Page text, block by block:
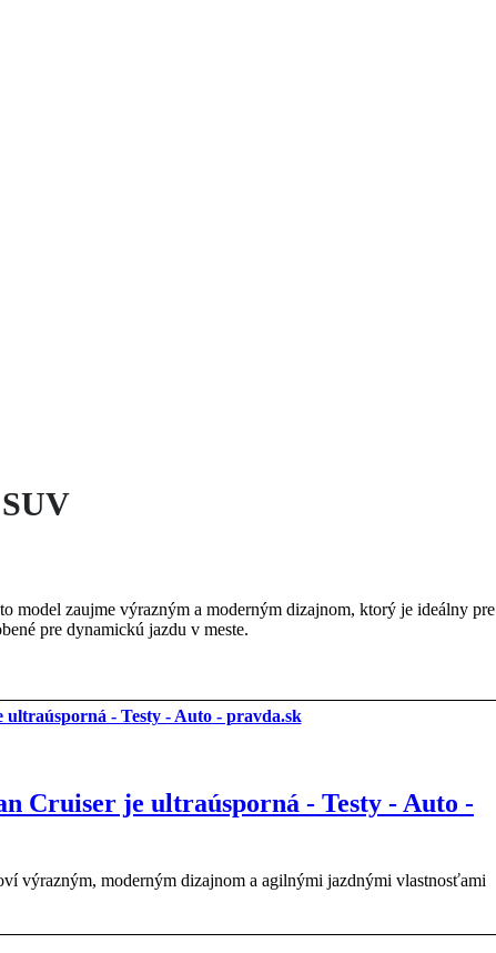
zaujme výrazným a moderným dizajnom, ktorý je ideálny pre
pre dynamickú jazdu v meste.
Cruiser je ultraúsporná - Testy - Auto -
výrazným, moderným dizajnom a agilnými jazdnými vlastnosťami